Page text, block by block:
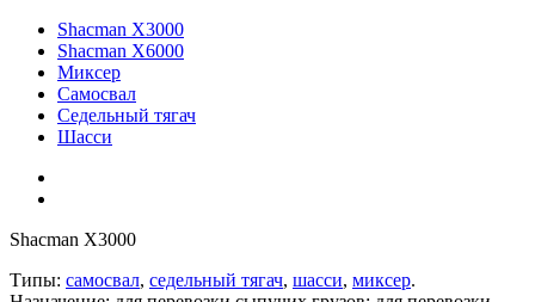
Shacman X3000
Shacman X6000
Миксер
Самосвал
Седельный тягач
Шасси
Shacman X3000
Типы: самосвал, седельный тягач, шасси, миксер.